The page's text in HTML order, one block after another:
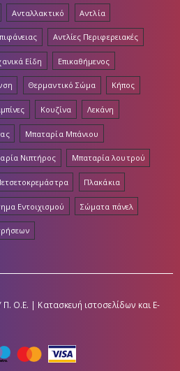
Ανταλλακτικό Αντλία
Αντλίες Περιφερειακές
Είδη Επικαθήμενος
Θερμαντικό Σώμα Κήπος
Κουζίνα Λεκάνη
Μπαταρία Μπάνιου
Νιπτήρος Μπαταρία λουτρού
Πλακάκια
Εντοιχισμού Σώματα πάνελ
Ο.Ε. | Κατασκευή ιστοσελίδων και E-